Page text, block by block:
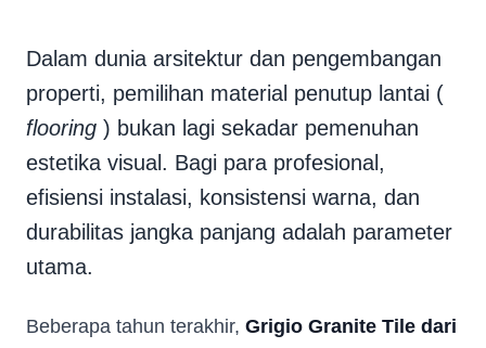
Dalam dunia arsitektur dan pengembangan
properti, pemilihan material penutup lantai (
flooring ) bukan lagi sekadar pemenuhan
estetika visual. Bagi para profesional,
efisiensi instalasi, konsistensi warna, dan
durabilitas jangka panjang adalah parameter
utama.
Beberapa tahun terakhir, Grigio Granite Tile dari